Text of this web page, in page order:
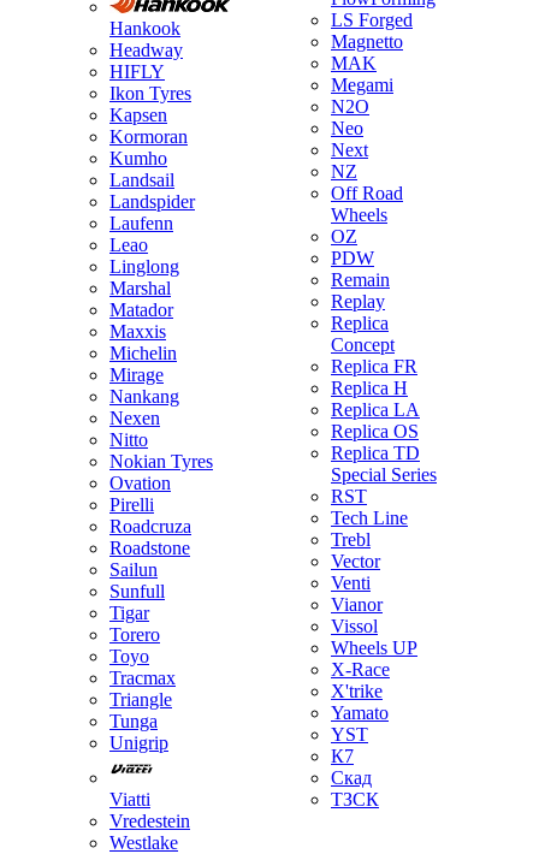
Hankook
Headway
HIFLY
Ikon Tyres
Kapsen
Kormoran
Kumho
Landsail
Landspider
Laufenn
Leao
Linglong
Marshal
Matador
Maxxis
Michelin
Mirage
Nankang
Nexen
Nitto
Nokian Tyres
Ovation
Pirelli
Roadcruza
Roadstone
Sailun
Sunfull
Tigar
Torero
Toyo
Tracmax
Triangle
Tunga
Unigrip
Viatti
Vredestein
Westlake
LS Forged
Magnetto
MAK
Megami
N2O
Neo
Next
NZ
Off Road
Wheels
OZ
PDW
Remain
Replay
Replica
Concept
Replica FR
Replica H
Replica LA
Replica OS
Replica TD
Special Series
RST
Tech Line
Trebl
Vector
Venti
Vianor
Vissol
Wheels UP
X-Race
X'trike
Yamato
YST
К7
Скад
ТЗСК